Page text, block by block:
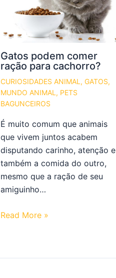
Gatos podem comer
ração para cachorro?
CURIOSIDADES ANIMAL , GATOS,
MUNDO ANIMAL , PETS
BAGUNCEIROS
É muito comum que animais
que vivem juntos acabem
disputando carinho, atenção e
também a comida do outro,
mesmo que a ração de seu
amiguinho…
Read More »